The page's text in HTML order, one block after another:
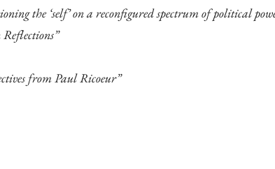
the ‘self’ on a reconfigured spectrum of political
from Paul Ricoeur”